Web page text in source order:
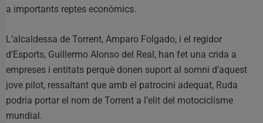
a importants reptes econòmics.
L’alcaldessa de Torrent, Amparo Folgado, i el regidor
d’Esports, Guillermo Alonso del Real, han fet una crida a
empreses i entitats perquè donen suport al somni d’aquest
jove pilot, ressaltant que amb el patrocini adequat, Ruda
podria portar el nom de Torrent a l’elit del motociclisme
mundial.